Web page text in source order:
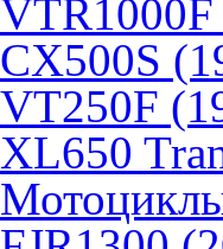
CX500S
VT250F
XL650